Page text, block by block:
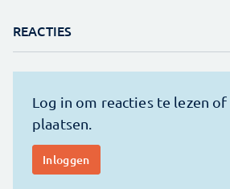
REACTIES